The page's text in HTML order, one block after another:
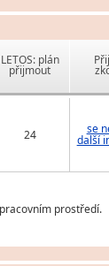
LETOS: plán
přijmout
24 se
další
prostředí.